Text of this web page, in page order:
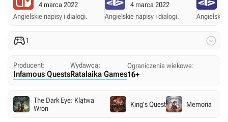
4 marca 2022
Angielskie napisy i dialogi.
4 marca 2022
Angielskie napisy i dialogi.
Angielskie
1 
Producent:
Infamous Quests
Wydawca:
Ratalaika Games
Ograniczenia wiekowe:
16+
The Dark Eye: Klątwa
Wron
King's Quest Memoria